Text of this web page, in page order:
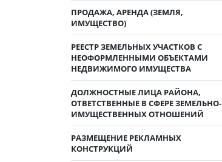
ПРОДАЖА, АРЕНДА (ЗЕМЛЯ,
ИМУЩЕСТВО)
РЕЕСТР ЗЕМЕЛЬНЫХ УЧАСТКОВ С
НЕОФОРМЛЕННЫМИ ОБЪЕКТАМИ
НЕДВИЖИМОГО ИМУЩЕСТВА
ДОЛЖНОСТНЫЕ ЛИЦА РАЙОНА,
ОТВЕТСТВЕННЫЕ В СФЕРЕ ЗЕМЕЛЬНО-
ИМУЩЕСТВЕННЫХ ОТНОШЕНИЙ
РАЗМЕЩЕНИЕ РЕКЛАМНЫХ
КОНСТРУКЦИЙ